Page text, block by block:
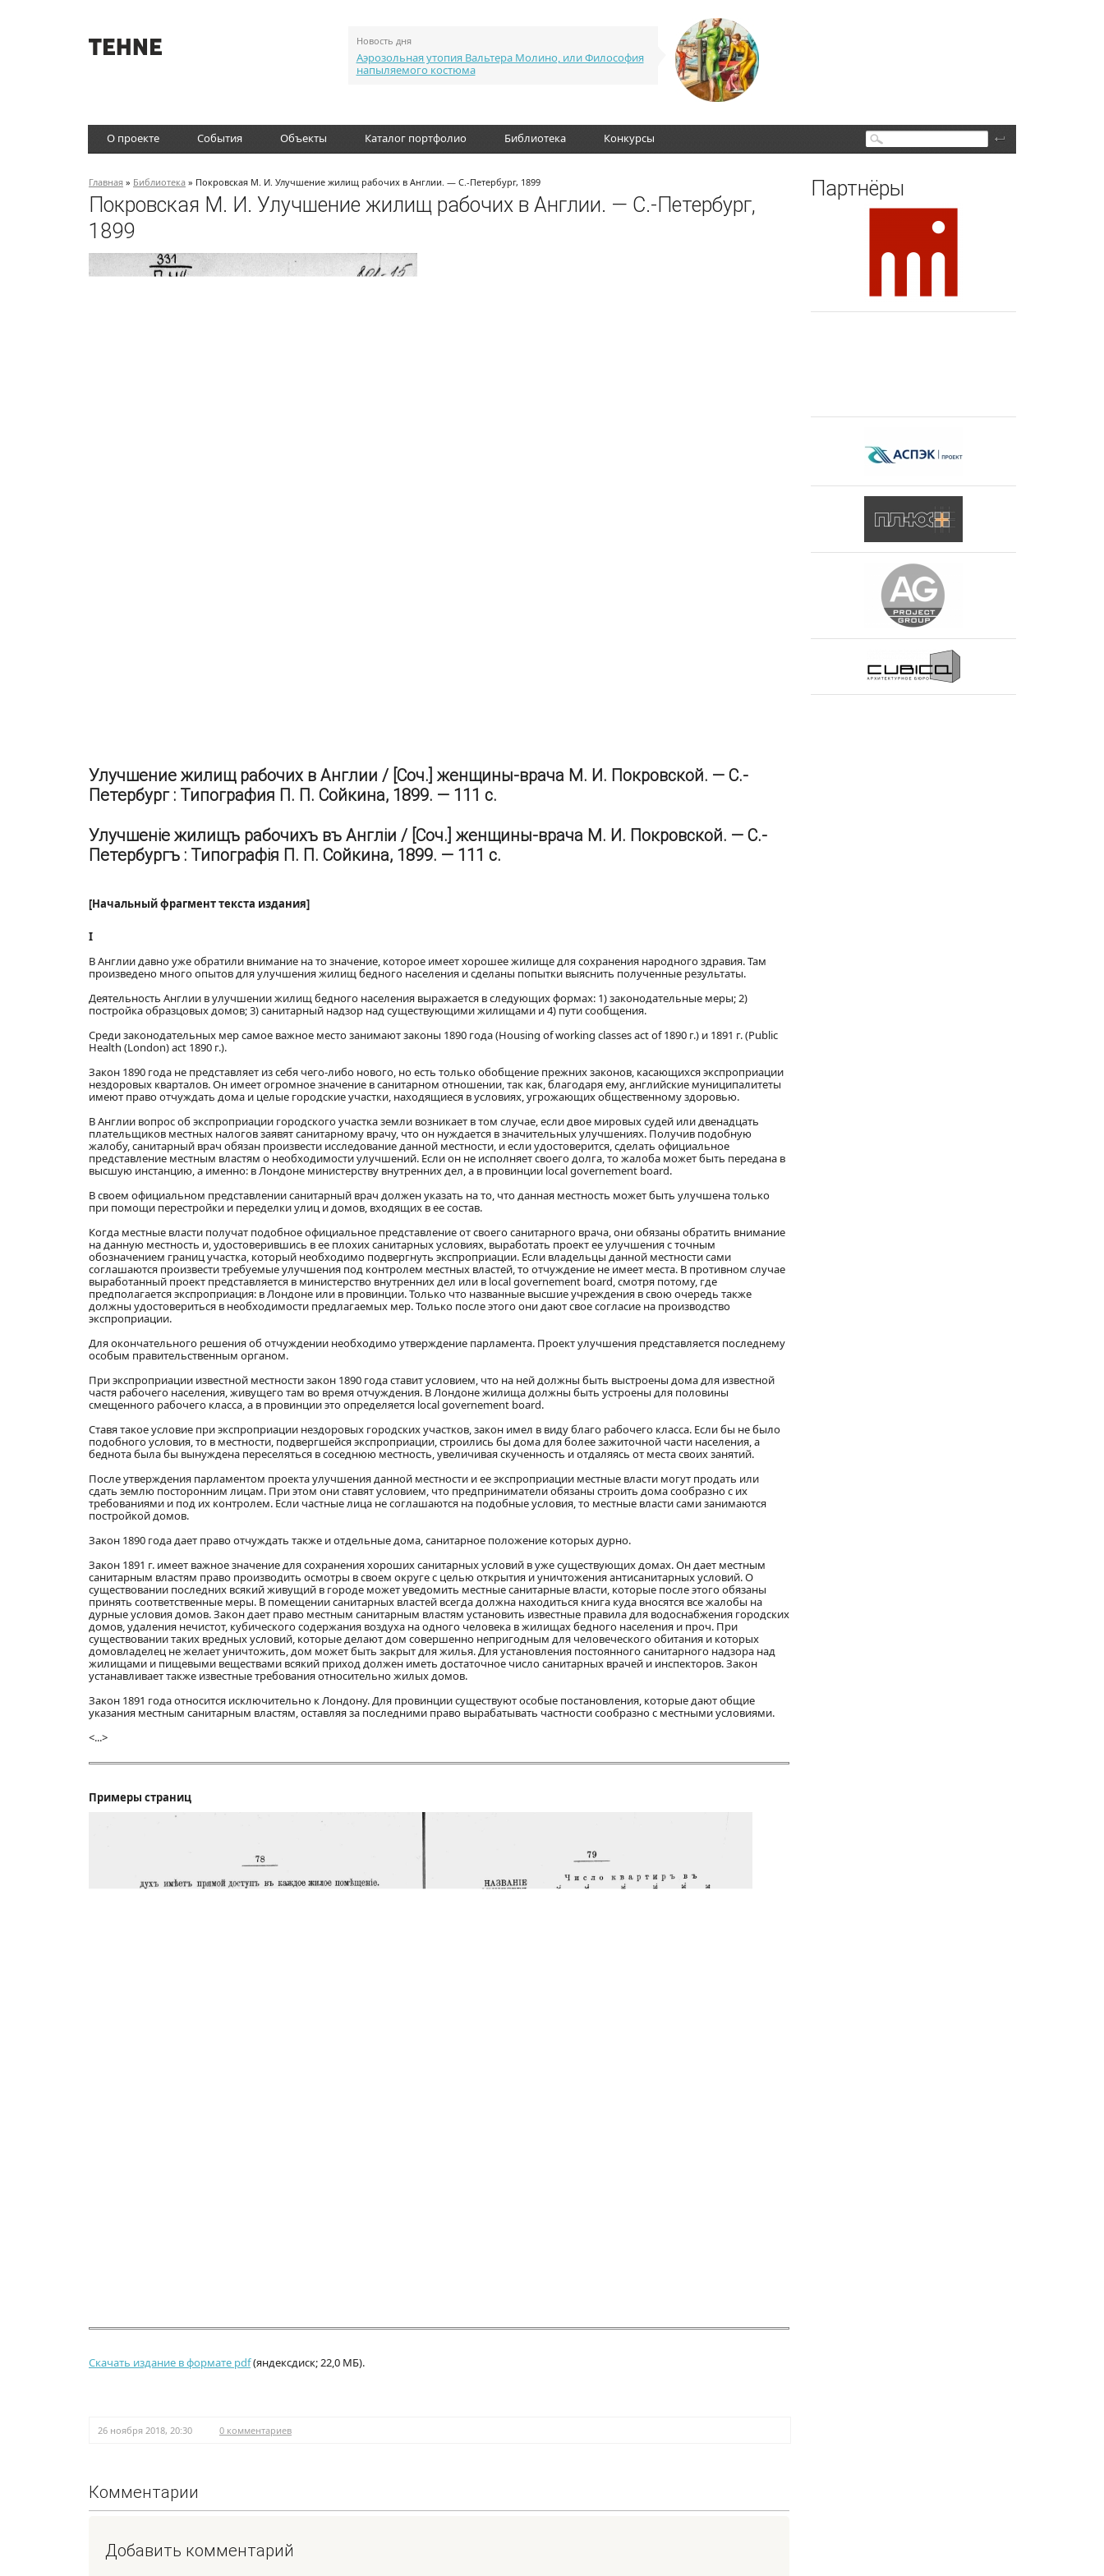
Новость дня
Аэрозольная утопия Вальтера Молино, или Философия
напыляемого костюма
О проекте События Объекты Каталог портфолио Библиотека Конкурсы Поиск
Главная » Библиотека » Покровская М. И. Улучшение жилищ рабочих в Англии. — С.-Петербург, 1899
Покровская М. И. Улучшение жилищ рабочих в Англии. — С.-Петербург,
1899
Улучшение жилищ рабочих в Англии / [Соч.] женщины-врача М. И. Покровской. — С.-
Петербург : Типография П. П. Сойкина, 1899. — 111 с.
Улучшеніе жилищъ рабочихъ въ Англіи / [Соч.] женщины-врача М. И. Покровской. — С.-
Петербургъ : Типографія П. П. Сойкина, 1899. — 111 с.
[Начальный фрагмент текста издания]
I
В Англии давно уже обратили внимание на то значение, которое имеет хорошее жилище для сохранения народного здравия. Там
произведено много опытов для улучшения жилищ бедного населения и сделаны попытки выяснить полученные результаты.
Деятельность Англии в улучшении жилищ бедного населения выражается в следующих формах: 1) законодательные меры; 2)
постройка образцовых домов; 3) санитарный надзор над существующими жилищами и 4) пути сообщения.
Среди законодательных мер самое важное место занимают законы 1890 года (Housing of working classes act of 1890 г.) и 1891 г. (Public
Health (London) act 1890 г.).
Закон 1890 года не представляет из себя чего-либо нового, но есть только обобщение прежних законов, касающихся экспроприации
нездоровых кварталов. Он имеет огромное значение в санитарном отношении, так как, благодаря ему, английские муниципалитеты
имеют право отчуждать дома и целые городские участки, находящиеся в условиях, угрожающих общественному здоровью.
В Англии вопрос об экспроприации городского участка земли возникает в том случае, если двое мировых судей или двенадцать
плательщиков местных налогов заявят санитарному врачу, что он нуждается в значительных улучшениях. Получив подобную
жалобу, санитарный врач обязан произвести исследование данной местности, и если удостоверится, сделать официальное
представление местным властям о необходимости улучшений. Если он не исполняет своего долга, то жалоба может быть передана в
высшую инстанцию, а именно: в Лондоне министерству внутренних дел, а в провинции local governement board.
В своем официальном представлении санитарный врач должен указать на то, что данная местность может быть улучшена только
при помощи перестройки и переделки улиц и домов, входящих в ее состав.
Когда местные власти получат подобное официальное представление от своего санитарного врача, они обязаны обратить внимание
на данную местность и, удостоверившись в ее плохих санитарных условиях, выработать проект ее улучшения с точным
обозначением границ участка, который необходимо подвергнуть экспроприации. Если владельцы данной местности сами
соглашаются произвести требуемые улучшения под контролем местных властей, то отчуждение не имеет места. В противном случае
выработанный проект представляется в министерство внутренних дел или в local governement board, смотря потому, где
предполагается экспроприация: в Лондоне или в провинции. Только что названные высшие учреждения в свою очередь также
должны удостовериться в необходимости предлагаемых мер. Только после этого они дают свое согласие на производство
экспроприации.
Для окончательного решения об отчуждении необходимо утверждение парламента. Проект улучшения представляется последнему
особым правительственным органом.
При экспроприации известной местности закон 1890 года ставит условием, что на ней должны быть выстроены дома для известной
частя рабочего населения, живущего там во время отчуждения. В Лондоне жилища должны быть устроены для половины
смещенного рабочего класса, а в провинции это определяется local governement board.
Ставя такое условие при экспроприации нездоровых городских участков, закон имел в виду благо рабочего класса. Если бы не было
подобного условия, то в местности, подвергшейся экспроприации, строились бы дома для более зажиточной части населения, а
беднота была бы вынуждена переселяться в соседнюю местность, увеличивая скученность и отдаляясь от места своих занятий.
После утверждения парламентом проекта улучшения данной местности и ее экспроприации местные власти могут продать или
сдать землю посторонним лицам. При этом они ставят условием, что предприниматели обязаны строить дома сообразно с их
требованиями и под их контролем. Если частные лица не соглашаются на подобные условия, то местные власти сами занимаются
постройкой домов.
Закон 1890 года дает право отчуждать также и отдельные дома, санитарное положение которых дурно.
Закон 1891 г. имеет важное значение для сохранения хороших санитарных условий в уже существующих домах. Он дает местным
санитарным властям право производить осмотры в своем округе с целью открытия и уничтожения антисанитарных условий. О
существовании последних всякий живущий в городе может уведомить местные санитарные власти, которые после этого обязаны
принять соответственные меры. В помещении санитарных властей всегда должна находиться книга куда вносятся все жалобы на
дурные условия домов. Закон дает право местным санитарным властям установить известные правила для водоснабжения городских
домов, удаления нечистот, кубического содержания воздуха на одного человека в жилищах бедного населения и проч. При
существовании таких вредных условий, которые делают дом совершенно непригодным для человеческого обитания и которых
домовладелец не желает уничтожить, дом может быть закрыт для жилья. Для установления постоянного санитарного надзора над
жилищами и пищевыми веществами всякий приход должен иметь достаточное число санитарных врачей и инспекторов. Закон
устанавливает также известные требования относительно жилых домов.
Закон 1891 года относится исключительно к Лондону. Для провинции существуют особые постановления, которые дают общие
указания местным санитарным властям, оставляя за последними право вырабатывать частности сообразно с местными условиями.
<...>
Примеры страниц
Скачать издание в формате pdf(яндексдиск; 22,0 МБ).
26 ноября 2018, 20:30 0 комментариев
Комментарии
Добавить комментарий
Партнёры